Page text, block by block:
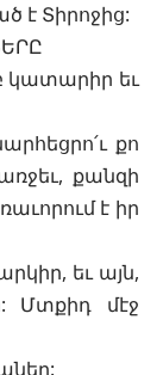
է Տիրոջից:
կատարիր եւ
քո
քանզի
է իր
եւ այն,
Մտքիդ մէջ